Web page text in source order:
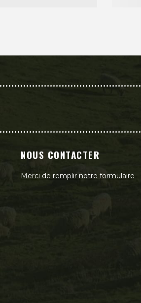
NOUS CONTACTER
Merci de remplir notre formulaire